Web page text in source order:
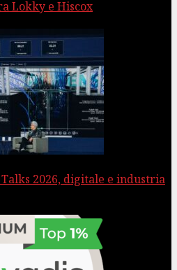
Lokky e Hiscox
Talks 2026, digitale e industria